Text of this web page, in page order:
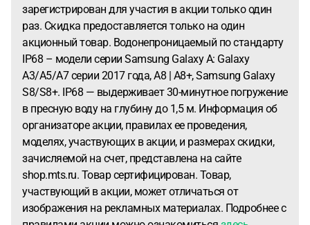
зарегистрирован для участия в акции только один
раз. Скидка предоставляется только на один
акционный товар. Водонепроницаемый по стандарту
IP68 – модели серии Samsung Galaxy A: Galaxy
A3/A5/A7 серии 2017 года, A8 | A8+, Samsung Galaxy
S8/S8+. IP68 — выдерживает 30-минутное погружение
в пресную воду на глубину до 1,5 м. Информация об
организаторе акции, правилах ее проведения,
моделях, участвующих в акции, и размерах скидки,
зачисляемой на счет, представлена на сайте
shop.mts.ru. Товар сертифицирован. Товар,
участвующий в акции, может отличаться от
изображения на рекламных материалах. Подробнее с